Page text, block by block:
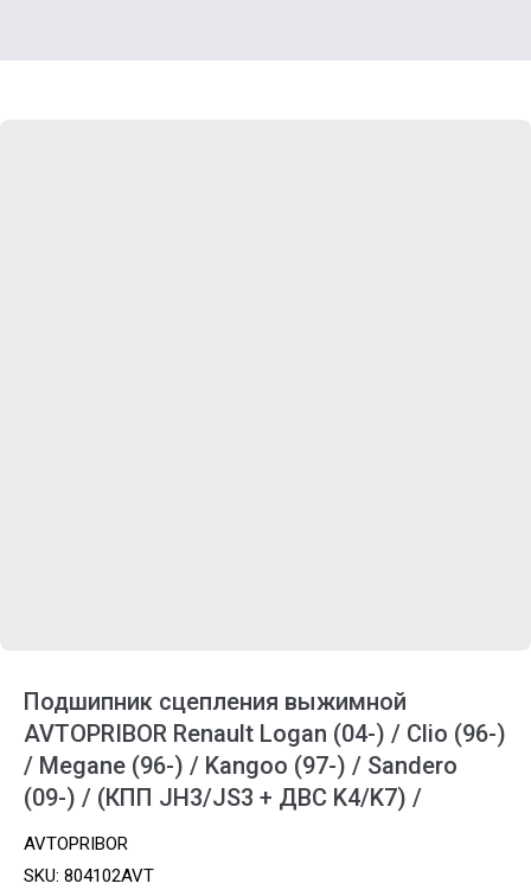
Подшипник сцепления выжимной
AVTOPRIBOR Renault Logan (04-) / Clio (96-)
/ Megane (96-) / Kangoo (97-) / Sandero
(09-) / (КПП JH3/JS3 + ДВС K4/K7) /
AVTOPRIBOR
SKU: 804102AVT